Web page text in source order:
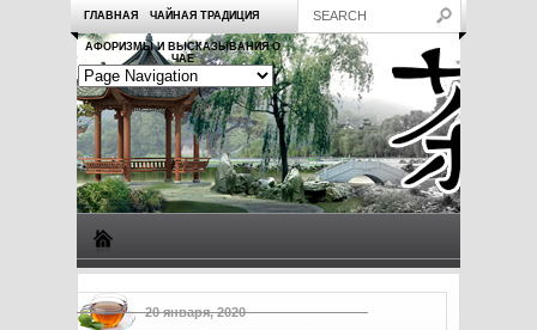
ГЛАВНАЯ ЧАЙНАЯ ТРАДИЦИЯ
АФОРИЗМЫ И ВЫСКАЗЫВАНИЯ О
ЧАЕ
20 января, 2020